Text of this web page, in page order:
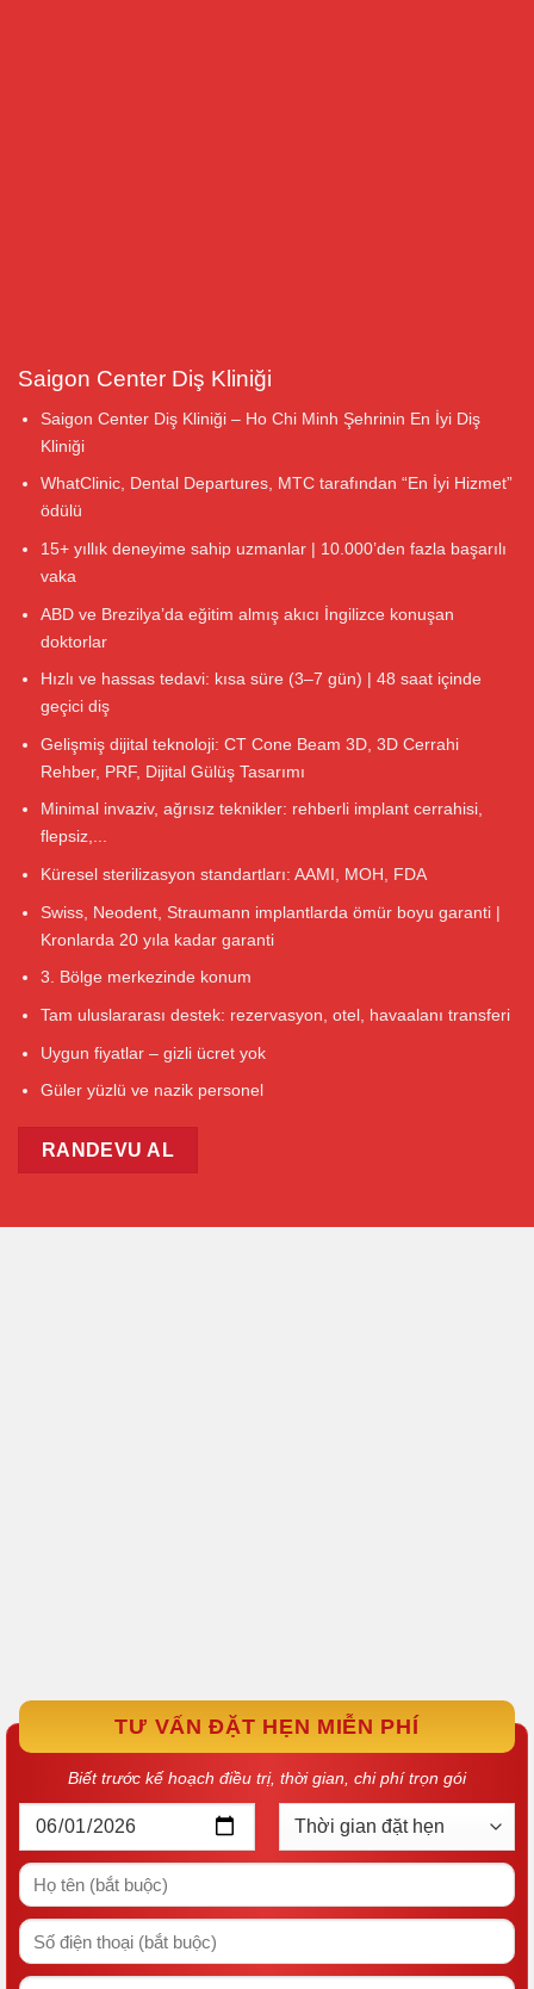
Saigon Center Diş Kliniği
Saigon Center Diş Kliniği – Ho Chi Minh Şehrinin En İyi Diş
Kliniği
WhatClinic, Dental Departures, MTC tarafından “En İyi Hizmet”
ödülü
15+ yıllık deneyime sahip uzmanlar | 10.000’den fazla başarılı
vaka
ABD ve Brezilya’da eğitim almış akıcı İngilizce konuşan
doktorlar
Hızlı ve hassas tedavi: kısa süre (3–7 gün) | 48 saat içinde
geçici diş
Gelişmiş dijital teknoloji: CT Cone Beam 3D, 3D Cerrahi
Rehber, PRF, Dijital Gülüş Tasarımı
Minimal invaziv, ağrısız teknikler: rehberli implant cerrahisi,
flepsiz,...
Küresel sterilizasyon standartları: AAMI, MOH, FDA
Swiss, Neodent, Straumann implantlarda ömür boyu garanti |
Kronlarda 20 yıla kadar garanti
3. Bölge merkezinde konum
Tam uluslararası destek: rezervasyon, otel, havaalanı transferi
Uygun fiyatlar – gizli ücret yok
Güler yüzlü ve nazik personel
RANDEVU AL
TƯ VẤN ĐẶT HẸN MIỄN PHÍ
Biết trước kế hoạch điều trị, thời gian, chi phí trọn gói